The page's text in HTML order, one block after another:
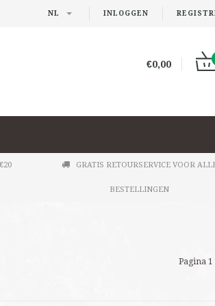
INLOGGEN
NL
€0,00
GRATIS RETOURSERVICE VOOR
BESTELLINGEN
Pagina 1